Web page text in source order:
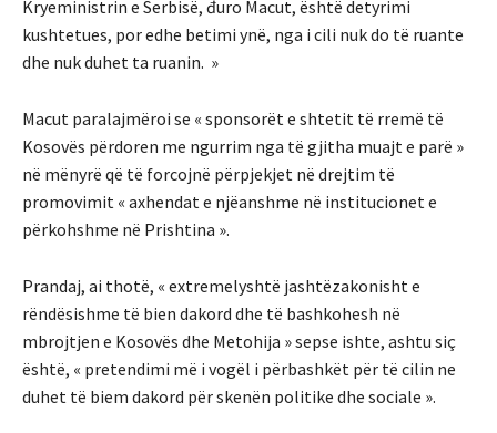
Kryeministrin e Serbisë, đuro Macut, është detyrimi
kushtetues, por edhe betimi ynë, nga i cili nuk do të ruante
dhe nuk duhet ta ruanin. »
Macut paralajmëroi se « sponsorët e shtetit të rremë të
Kosovës përdoren me ngurrim nga të gjitha muajt e parë »
në mënyrë që të forcojnë përpjekjet në drejtim të
promovimit « axhendat e njëanshme në institucionet e
përkohshme në Prishtina ».
Prandaj, ai thotë, « extremelyshtë jashtëzakonisht e
rëndësishme të bien dakord dhe të bashkohesh në
mbrojtjen e Kosovës dhe Metohija » sepse ishte, ashtu siç
është, « pretendimi më i vogël i përbashkët për të cilin ne
duhet të biem dakord për skenën politike dhe sociale ».